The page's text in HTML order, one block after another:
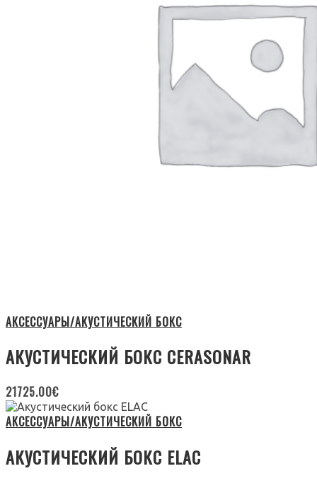
АКСЕССУАРЫ/АКУСТИЧЕСКИЙ БОКС
АКУСТИЧЕСКИЙ БОКС CERASONAR
21725.00€
АКСЕССУАРЫ/АКУСТИЧЕСКИЙ БОКС
АКУСТИЧЕСКИЙ БОКС ELAC